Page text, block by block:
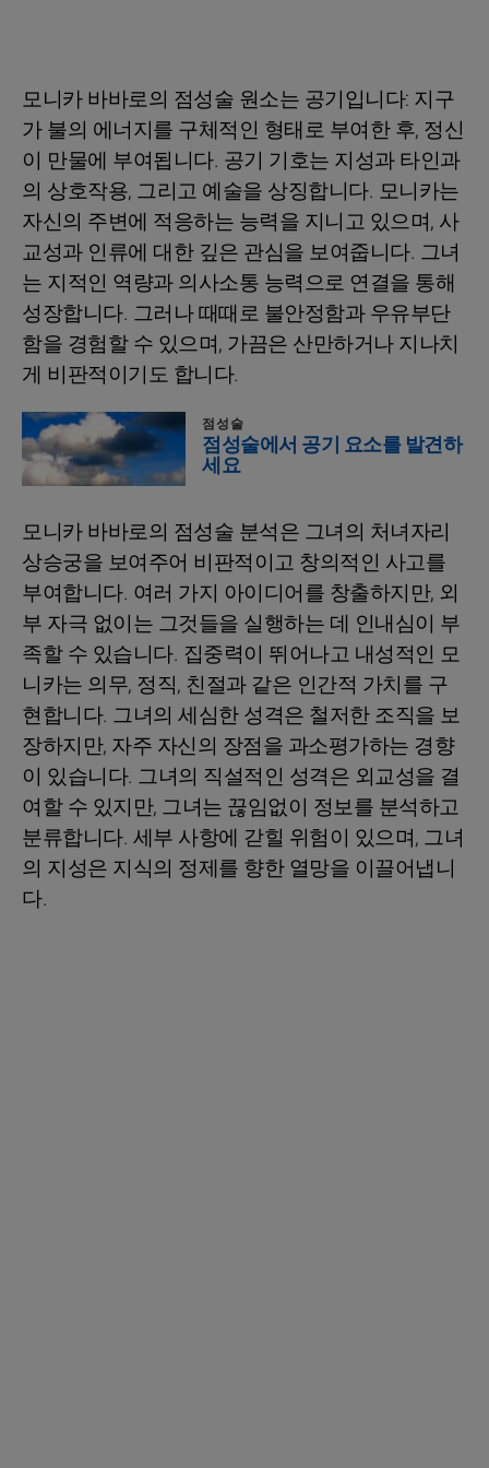
모니카 바바로의 점성술 원소는 공기입니다: 지구
가 불의 에너지를 구체적인 형태로 부여한 후, 정신
이 만물에 부여됩니다. 공기 기호는 지성과 타인과
의 상호작용, 그리고 예술을 상징합니다. 모니카는
자신의 주변에 적응하는 능력을 지니고 있으며, 사
교성과 인류에 대한 깊은 관심을 보여줍니다. 그녀
는 지적인 역량과 의사소통 능력으로 연결을 통해
성장합니다. 그러나 때때로 불안정함과 우유부단
함을 경험할 수 있으며, 가끔은 산만하거나 지나치
게 비판적이기도 합니다.
점성술
점성술에서 공기 요소를 발견하
세요
모니카 바바로의 점성술 분석은 그녀의 처녀자리
상승궁을 보여주어 비판적이고 창의적인 사고를
부여합니다. 여러 가지 아이디어를 창출하지만, 외
부 자극 없이는 그것들을 실행하는 데 인내심이 부
족할 수 있습니다. 집중력이 뛰어나고 내성적인 모
니카는 의무, 정직, 친절과 같은 인간적 가치를 구
현합니다. 그녀의 세심한 성격은 철저한 조직을 보
장하지만, 자주 자신의 장점을 과소평가하는 경향
이 있습니다. 그녀의 직설적인 성격은 외교성을 결
여할 수 있지만, 그녀는 끊임없이 정보를 분석하고
분류합니다. 세부 사항에 갇힐 위험이 있으며, 그녀
의 지성은 지식의 정제를 향한 열망을 이끌어냅니
다.